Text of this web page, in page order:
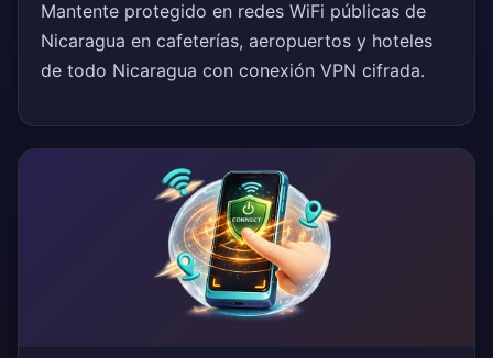
Mantente protegido en redes WiFi públicas de
Nicaragua en cafeterías, aeropuertos y hoteles
de todo Nicaragua con conexión VPN cifrada.